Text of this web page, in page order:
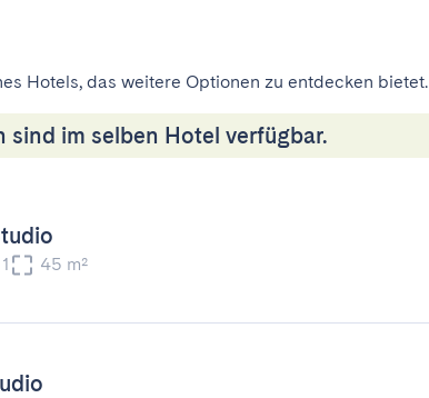
Hotels, das weitere Optionen zu entdecken bietet.
sind im selben Hotel verfügbar.
1 45 m²